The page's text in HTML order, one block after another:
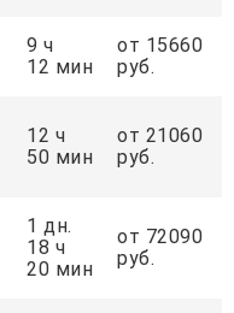
9 ч
12 мин
от 15660
руб.
12 ч
50 мин
от 21060
руб.
1 дн.
18 ч
20 мин
от 72090
руб.